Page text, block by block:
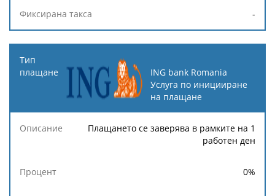
-
ING bank Romania
Услуга по иницииране
на плащане
Плащането се заверява в рамките на 1
работен ден
0%